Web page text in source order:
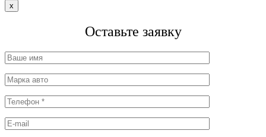
x
Оставьте заявку